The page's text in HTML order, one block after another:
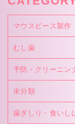
マウスピース製作
むし歯
予防・クリーニン
未分類
歯ぎしり・食いし